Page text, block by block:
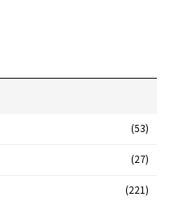
(53)
(27)
(221)